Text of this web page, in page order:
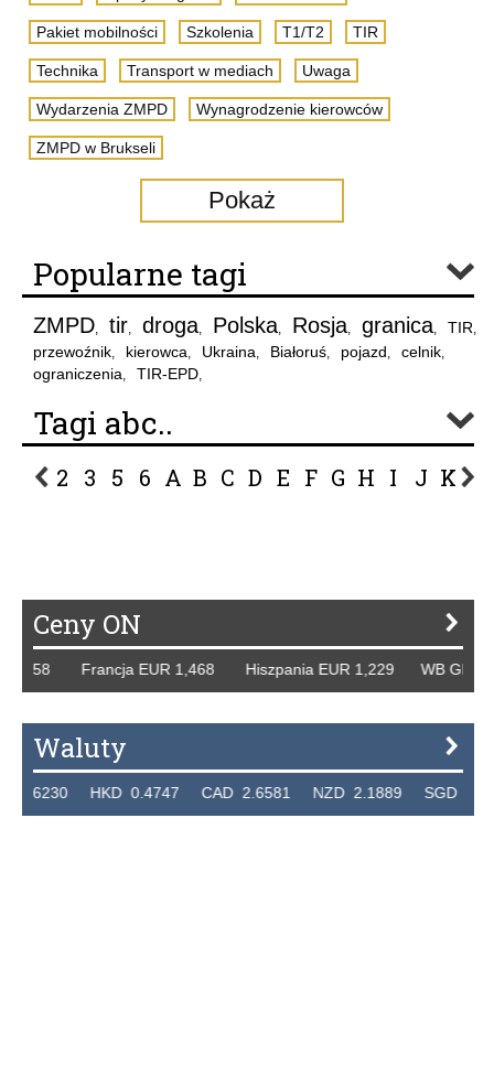
Pakiet mobilności Szkolenia T1/T2 TIR
Technika Transport w mediach Uwaga
Wydarzenia ZMPD Wynagrodzenie kierowców
ZMPD w Brukseli
Pokaż
Popularne tagi
ZMPD, tir, droga, Polska, Rosja, granica, TIR,
przewoźnik, kierowca, Ukraina, Białoruś, pojazd, celnik,
ograniczenia, TIR-EPD,
Tagi abc..
2 3 5 6 A B C D E F G H I J K L
Ceny ON
Francja EUR 1,468 Hiszpania EUR 1,229 WB GBP
Waluty
HKD 0.4747 CAD 2.6581 NZD 2.1889 SGD 2.9048